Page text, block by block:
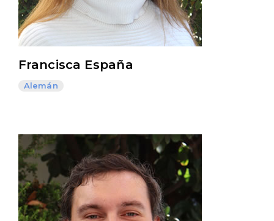
Francisca España
Alemán